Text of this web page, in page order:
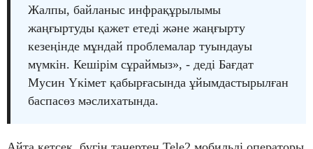
Жалпы, байланыс инфрақұрылымы
жаңғыртуды қажет етеді және жаңғырту
кезеңінде мұндай проблемалар туындауы
мүмкін. Кешірім сұраймыз», - деді Бағдат
Мусин Үкімет қабырғасында ұйымдастырылған
баспасөз мәслихатында.